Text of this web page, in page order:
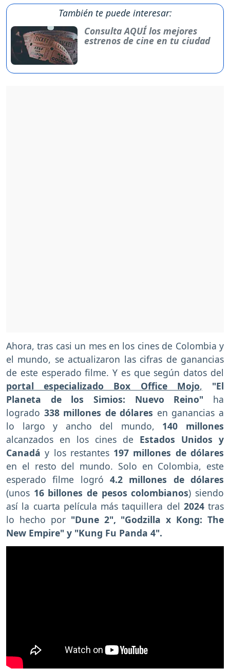
También te puede interesar:
Consulta AQUÍ los mejores
estrenos de cine en tu ciudad
Ahora, tras casi un mes en los cines de Colombia y
el mundo, se actualizaron las cifras de ganancias
de este esperado filme. Y es que según datos del
portal especializado Box Office Mojo,
"El
Planeta de los Simios: Nuevo Reino" ha
logrado 338 millones de dólares en ganancias a
lo largo y ancho del mundo, 140 millones
alcanzados en los cines de Estados Unidos y
Canadáy los restantes 197 millones de dólares
en el resto del mundo. Solo en Colombia, este
esperado filme logró 4.2 millones de dólares
(unos 16 billones de pesos colombianos) siendo
así la cuarta película más taquillera del 2024tras
lo hecho por "Dune 2", "Godzilla x Kong: The
New Empire" y "Kung Fu Panda 4".